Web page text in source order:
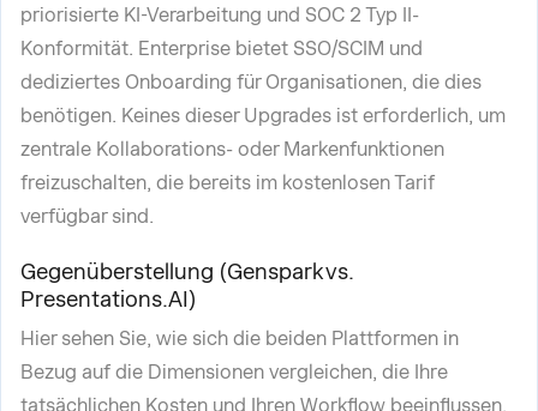
priorisierte KI-Verarbeitung und SOC 2 Typ II-
Konformität. Enterprise bietet SSO/SCIM und
dediziertes Onboarding für Organisationen, die dies
benötigen. Keines dieser Upgrades ist erforderlich, um
zentrale Kollaborations- oder Markenfunktionen
freizuschalten, die bereits im kostenlosen Tarif
verfügbar sind.
Gegenüberstellung (Genspark vs.
Presentations.AI)
Hier sehen Sie, wie sich die beiden Plattformen in
Bezug auf die Dimensionen vergleichen, die Ihre
tatsächlichen Kosten und Ihren Workflow beeinflussen.